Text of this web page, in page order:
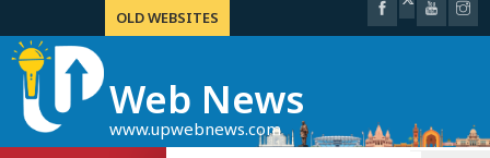
OLD WEBSITES
Web News
www.upwebnews.com